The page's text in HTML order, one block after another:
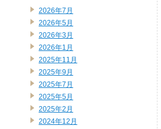
2026年7月
2026年5月
2026年3月
2026年1月
2025年11月
2025年9月
2025年7月
2025年5月
2025年2月
2024年12月